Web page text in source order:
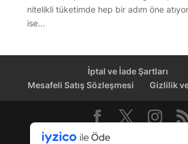
nitelikli tüketimde hep bir adım öne
ise...
İptal ve İade Şartları
Mesafeli Satış Sözleşmesi
Gizlilik
Dağıtım Kanalı © 2026